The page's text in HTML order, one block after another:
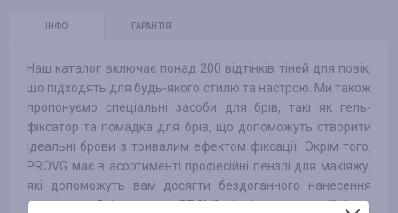
ІНФО ГАРАНТІЯ
Наш каталог включає понад 200 відтінків тіней для повік,
що підходять для будь-якого стилю та настрою. Ми також
пропонуємо спеціальні засоби для брів, такі як гель-
фіксатор та помадка для брів, що допоможуть створити
ідеальні брови з тривалим ефектом фіксації. Окрім того,
PROVG має в асортименті професійні пензлі для макіяжу,
які допоможуть вам досягти бездоганного нанесення
косметики. Всі продукти PROVG відрізняються стійкістю,